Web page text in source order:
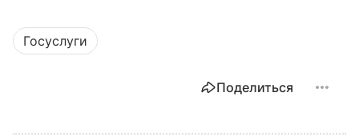
Госуслуги
Поделиться